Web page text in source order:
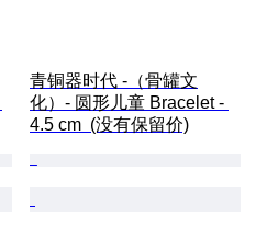
青铜器时代 -（骨罐文
化）- 圆形儿童 Bracelet -
4.5 cm  (没有保留价)